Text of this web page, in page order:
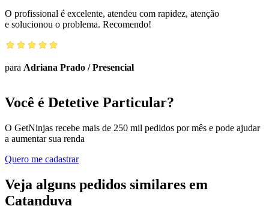
O profissional é excelente, atendeu com rapidez, atenção
e solucionou o problema. Recomendo!
para Adriana Prado /Presencial
Você é Detetive Particular?
O GetNinjas recebe mais de 250 mil pedidos por mês e pode ajudar
a aumentar sua renda
Quero me cadastrar
Veja alguns pedidos similares em
Catanduva